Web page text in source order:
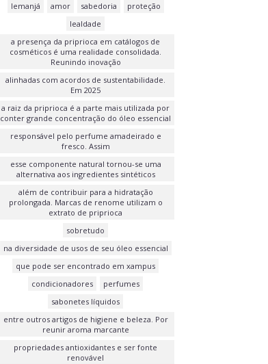
Iemanjá
amor sabedoria
proteção
lealdade
a presença da priprioca em catálogos de
cosméticos é uma realidade consolidada.
Reunindo inovação
alinhadas com acordos de sustentabilidade.
Em 2025
a raiz da priprioca é a parte mais utilizada por
conter grande concentração do óleo essencial
responsável pelo perfume amadeirado e
fresco. Assim
esse componente natural tornou-se uma
alternativa aos ingredientes sintéticos
além de contribuir para a hidratação
prolongada. Marcas de renome utilizam o
extrato de priprioca
sobretudo
na diversidade de usos de seu óleo essencial
que pode ser encontrado em xampus
condicionadores
perfumes
sabonetes líquidos
entre outros artigos de higiene e beleza. Por
reunir aroma marcante
propriedades antioxidantes e ser fonte
renovável